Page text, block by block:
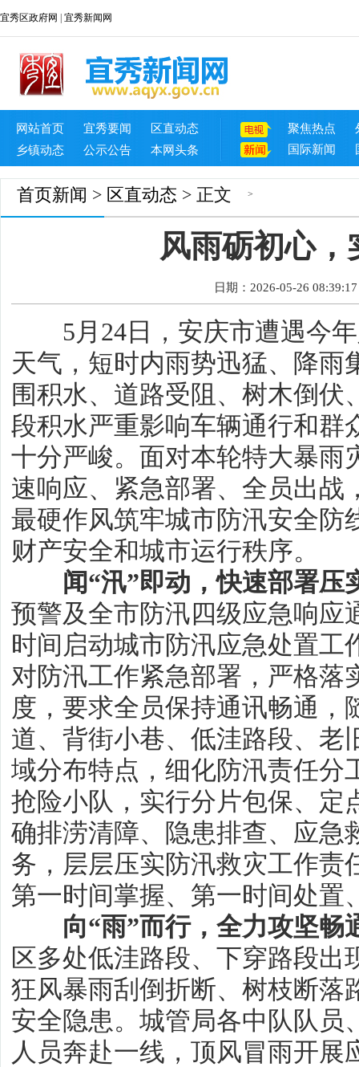
宜秀区政府网 宜秀新闻网
网站首页 宜秀要闻
区直动态
乡镇动态
公示公告 本网头条
聚焦热点
国际新闻
首页 >
新闻 > 区直动态 > 正文
风雨砺初心，
日期：2026-05-26 08:39:17
5月24日，安庆市遭遇今年
天气，短时内雨势迅猛、降雨
围积水、道路受阻、树木倒伏
段积水严重影响车辆通行和群
十分严峻。面对本轮特大暴雨
速响应、紧急部署、全员出战
最硬作风筑牢城市防汛安全防
财产安全和城市运行秩序。
闻“汛”即动，快速部署压
预警及全市防汛四级应急响应
时间启动城市防汛应急处置工
对防汛工作紧急部署，严格落
度，要求全员保持通讯畅通，
道、背街小巷、低洼路段、老
域分布特点，细化防汛责任分
抢险小队，实行分片包保、定
确排涝清障、隐患排查、应急
务，层层压实防汛救灾工作责
第一时间掌握、第一时间处置
向“雨”而行，全力攻坚畅
区多处低洼路段、下穿路段
狂风暴雨刮倒折断、树枝断落
安全隐患。城管局各中队队员
人员奔赴一线，顶风冒雨开展